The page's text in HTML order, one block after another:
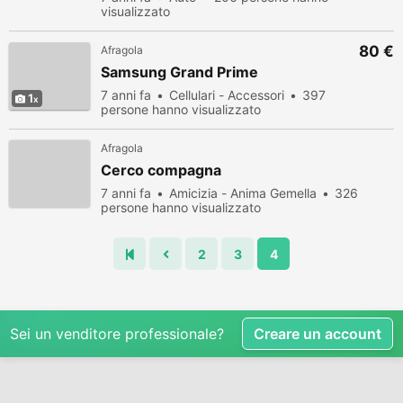
visualizzato
1
Afragola
Samsung Grand Prime
7 anni fa Cellulari - Accessori
397
persone hanno visualizzato
80 €
Afragola
Cerco compagna
7 anni fa Amicizia - Anima Gemella
326
persone hanno visualizzato
2 3 4
Sei un venditore professionale? Creare un account